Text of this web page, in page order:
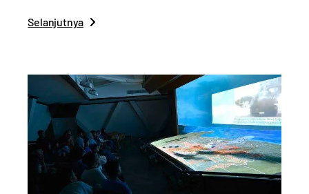
Selanjutnya